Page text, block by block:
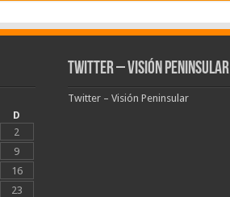
D
2
9
16
23
Twitter – Visión Peninsular
Twitter – Visión Peninsular